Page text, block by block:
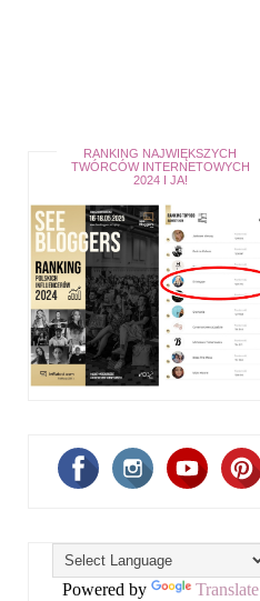
RANKING NAJWIĘKSZYCH
TWÓRCÓW INTERNETOWYCH
2024 I JA!
Powered by Translate